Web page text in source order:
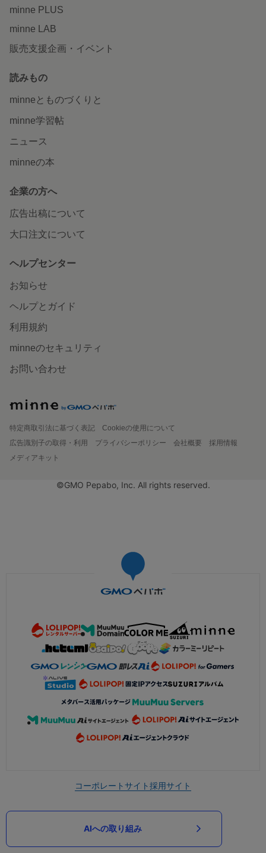
minne PLUS
minne LAB
販売支援企画・イベント
読みもの
minneとものづくりと
minne学習帖
ニュース
minneの本
企業の方へ
広告出稿について
大口注文について
ヘルプセンター
お知らせ
ヘルプとガイド
利用規約
minneのセキュリティ
お問い合わせ
特定商取引法に基づく表記
Cookieの使用について
広告識別子の取得・利用
プライバシーポリシー 会社概要
採用情報
メディアキット
©GMO Pepabo, Inc. All rights reserved.
コーポレートサイト採用サイト
AIへの取り組み